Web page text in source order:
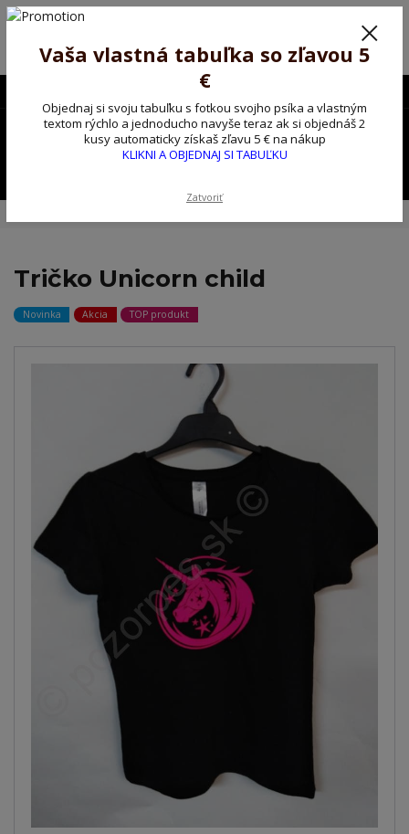
Poprosíme ctených zákazníkov o trpezlivosť, v tomto období máme
Preto sme Vám pripravili malý darček ako ospravedlnenie.
!!! ZĽAVA 5€ na PRVÚ objednávku nad 30€ s kódom pozorpes5 !!!
0,00 EUR
Tričko Unicorn child
Novinka Akcia TOP produkt
Vaša vlastná tabuľka so zľavou 5
€
Objednaj si svoju tabuľku s fotkou svojho psíka a vlastným
textom rýchlo a jednoducho navyše teraz ak si objednáš 2
kusy automaticky získaš zľavu 5 € na nákup
KLIKNI A OBJEDNAJ SI TABUĽKU
Zatvoriť